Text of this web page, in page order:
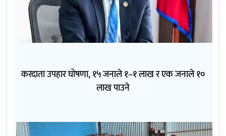
करदाता उपहार घोषणा, १५ जनाले १–१ लाख र एक जनाले १०
लाख पाउने